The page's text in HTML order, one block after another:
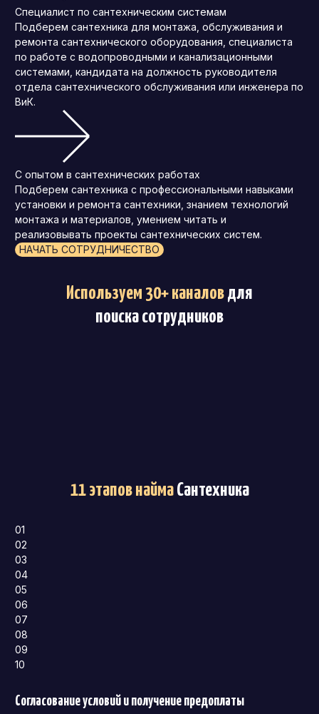
Специалист по сантехническим системам
Подберем сантехника для монтажа, обслуживания и
ремонта сантехнического оборудования, специалиста
по работе с водопроводными и канализационными
системами, кандидата на должность руководителя
отдела сантехнического обслуживания или инженера по
ВиК.
С опытом в сантехнических работах
Подберем сантехника с профессиональными навыками
установки и ремонта сантехники, знанием технологий
монтажа и материалов, умением читать и
реализовывать проекты сантехнических систем.
НАЧАТЬ СОТРУДНИЧЕСТВО
Используем 30+ каналовдля
поиска сотрудников
11 этапов наймаСантехника
01
02
03
04
05
06
07
08
09
10
Согласование условий и получение предоплаты